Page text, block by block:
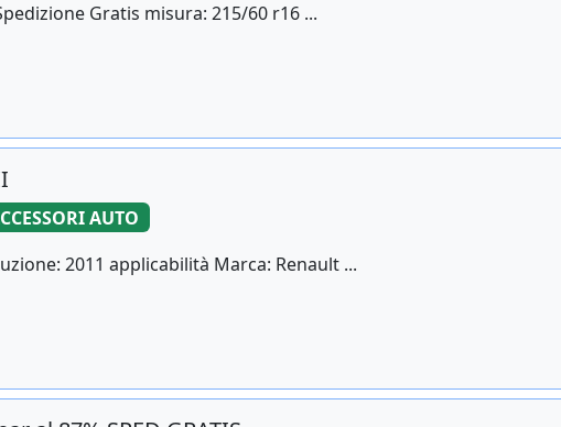
Gratis misura: 215/60 r16 ...
AUTO
2011 applicabilità Marca: Renault ...